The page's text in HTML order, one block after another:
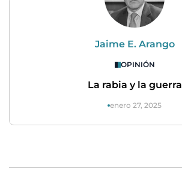
Jaime E. Arango
OPINIÓN
La rabia y la guerra
enero 27, 2025